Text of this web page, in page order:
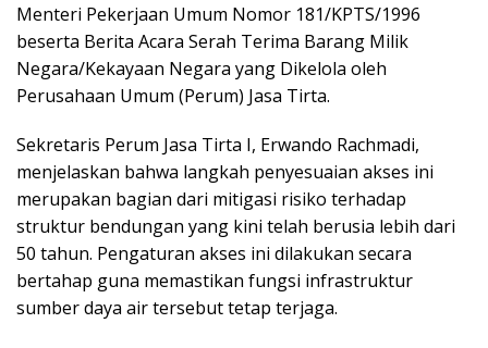
Menteri Pekerjaan Umum Nomor 181/KPTS/1996
beserta Berita Acara Serah Terima Barang Milik
Negara/Kekayaan Negara yang Dikelola oleh
Perusahaan Umum (Perum) Jasa Tirta.
Sekretaris Perum Jasa Tirta I, Erwando Rachmadi,
menjelaskan bahwa langkah penyesuaian akses ini
merupakan bagian dari mitigasi risiko terhadap
struktur bendungan yang kini telah berusia lebih dari
50 tahun. Pengaturan akses ini dilakukan secara
bertahap guna memastikan fungsi infrastruktur
sumber daya air tersebut tetap terjaga.